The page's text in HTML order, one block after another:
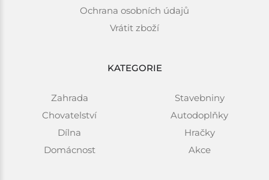
Ochrana osobních údajů
Vrátit zboží
KATEGORIE
Zahrada
Chovatelství
Dílna
Domácnost
Stavebniny
Autodoplňky
Hračky
Akce